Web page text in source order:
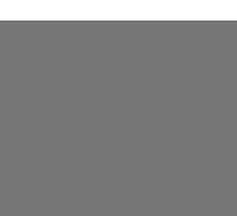
precios: